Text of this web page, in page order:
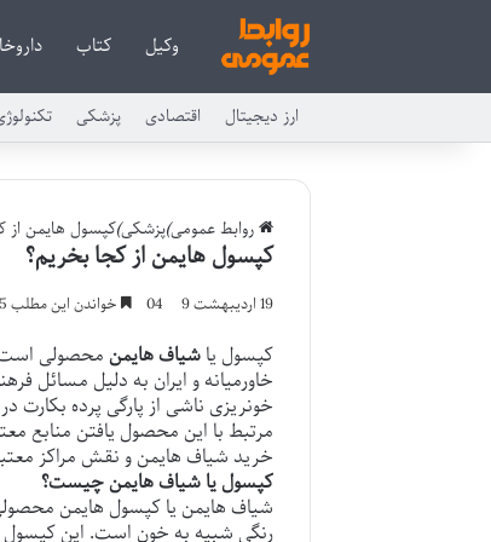
وکیل کتاب
ارز دیجیتال اقتصادی پزشکی
روابط عمومی)پزشکی)کپسول هایمن از
کپسول هایمن از کجا بخریم؟
19 اردیبهشت 04 9 خواندن این مطلب 5 دقیقه زمان میبرد
کپسول یاشیاف هایمنمحصولی است
خاورمیانه و ایران به دلیل مسائل
خونریزی ناشی از پارگی پرده
مرتبط با این محصول یافتن منابع
خرید شیاف هایمنو نقش مراکز
کپسول یا شیاف هایمن چیست؟
شیاف هایمنیا کپسول هایمن